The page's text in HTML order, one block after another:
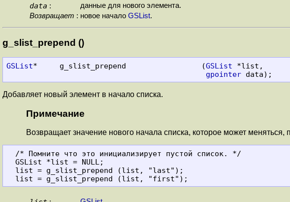
data :
данные для нового элемента.
Возвращает : новое начало GSList.
g_slist_prepend ()
GSList*     g_slist_prepend                 (GSList *list,
gpointer data);
Добавляет новый элемент в начало списка.
Примечание
Возвращает значение нового начала списка, которое может
  GSList *list = NULL;